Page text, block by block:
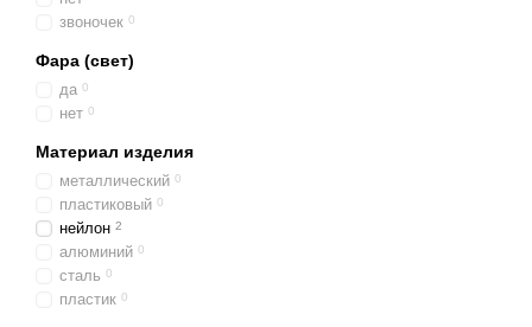
звоночек 0
Фара (свет)
да 0
нет 0
Материал изделия
металлический 0
пластиковый 0
нейлон 2
алюминий 0
сталь 0
пластик 0